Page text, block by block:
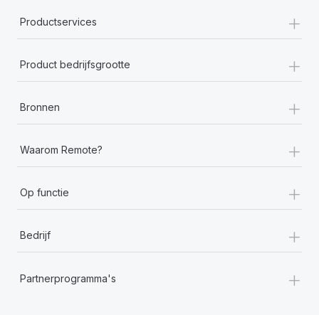
Productservices +
Product bedrijfsgrootte +
Bronnen +
Waarom Remote? +
Op functie +
Bedrijf +
Partnerprogramma's +